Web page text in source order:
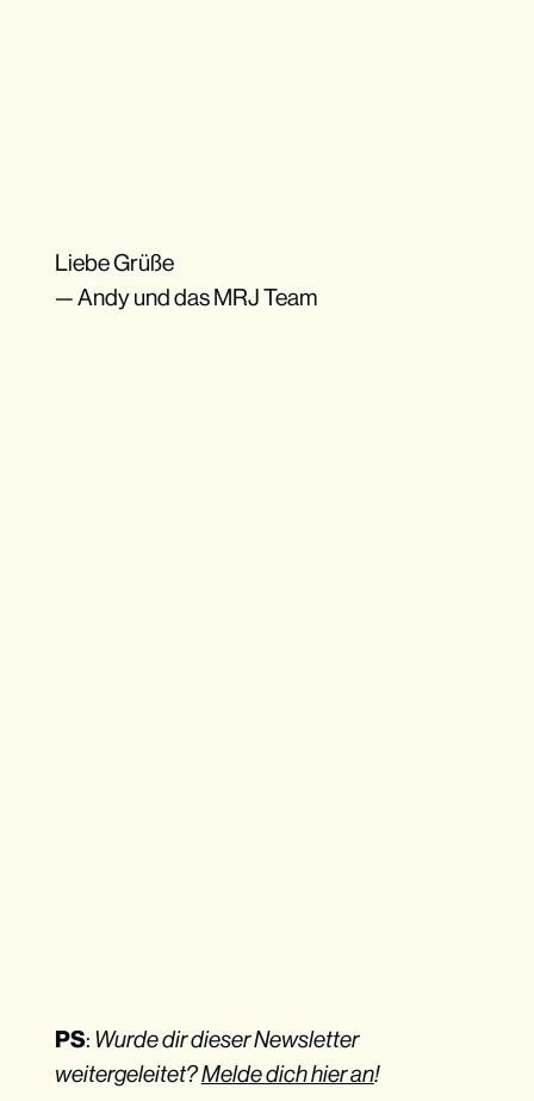
Liebe Grüße
— Andy und das MRJ Team
PS: Wurde dir dieser Newsletter
weitergeleitet?Melde dich hier an!